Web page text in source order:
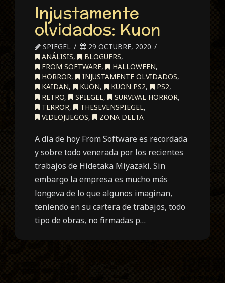
Injustamente
olvidados: Kuon
SPIEGEL
29 OCTUBRE, 2020
ANÁLISIS, BLOGUERS,
FROM SOFTWARE, HALLOWEEN,
HORROR, INJUSTAMENTE OLVIDADOS,
KAIDAN, KUON, KUON PS2, PS2,
RETRO, SPIEGEL, SURVIVAL HORROR,
TERROR, THESEVENSPIEGEL,
VIDEOJUEGOS, ZONA DELTA
A día de hoy From Software es recordada
y sobre todo venerada por los recientes
trabajos de Hidetaka Miyazaki. Sin
embargo la empresa es mucho más
longeva de lo que algunos imaginan,
teniendo en su cartera de trabajos, todo
tipo de obras, no firmadas p…